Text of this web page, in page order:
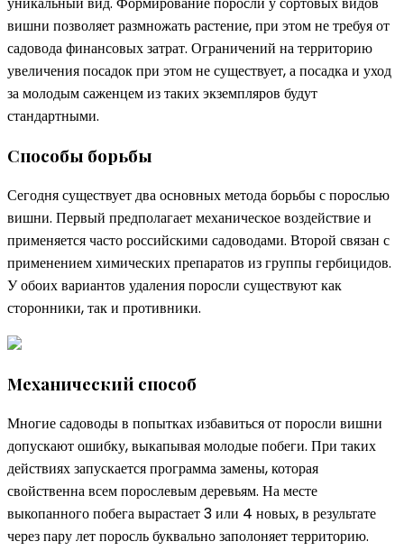
вишни позволяет размножать растение, при этом не требуя от
садовода финансовых затрат. Ограничений на территорию
увеличения посадок при этом не существует, а посадка и уход
за молодым саженцем из таких экземпляров будут
стандартными.
Способы борьбы
Сегодня существует два основных метода борьбы с порослью
вишни. Первый предполагает механическое воздействие и
применяется часто российскими садоводами. Второй связан с
применением химических препаратов из группы гербицидов.
У обоих вариантов удаления поросли существуют как
сторонники, так и противники.
Механический способ
Многие садоводы в попытках избавиться от поросли вишни
допускают ошибку, выкапывая молодые побеги. При таких
действиях запускается программа замены, которая
свойственна всем порослевым деревьям. На месте
выкопанного побега вырастает 3 или 4 новых, в результате
через пару лет поросль буквально заполоняет территорию.